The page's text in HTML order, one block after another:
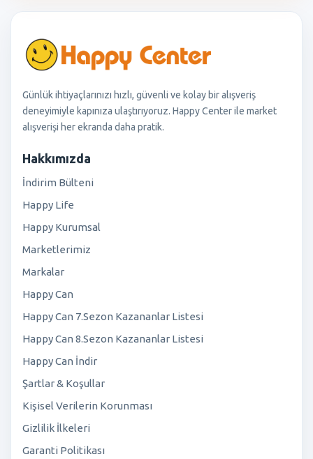
Günlük ihtiyaçlarınızı hızlı, güvenli ve kolay bir alışveriş
deneyimiyle kapınıza ulaştırıyoruz. Happy Center ile market
alışverişi her ekranda daha pratik.
Hakkımızda
İndirim Bülteni
Happy Life
Happy Kurumsal
Marketlerimiz
Markalar
Happy Can
Happy Can 7.Sezon Kazananlar Listesi
Happy Can 8.Sezon Kazananlar Listesi
Happy Can İndir
Şartlar & Koşullar
Kişisel Verilerin Korunması
Gizlilik İlkeleri
Garanti Politikası